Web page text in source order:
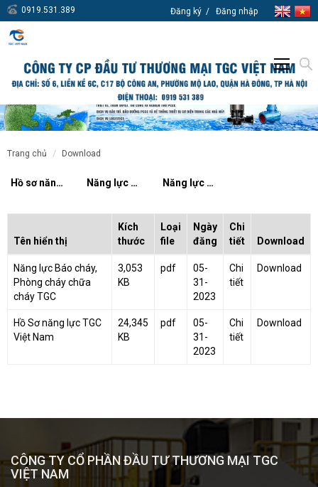
0919.531.389 Đăng ký Đăng nhập
trang chủ download
Hồ sơ năng lực TGC Việt Nam Năng lực Phòng cháy chữa cháy TGC Năng lực Báo cháy và phòng cháy chữa cháy
Tên hiển thị
Kích
thước
Loại
file
Ngày
đăng
Chi
tiết
Download
Năng lực Báo cháy,
Phòng cháy chữa
cháy TGC
3,053
KB
pdf
05-
31-
2023
Chi
tiết
Download
Hồ Sơ năng lực TGC
Việt Nam
24,345
KB
pdf
05-
31-
2023
Chi
tiết
Download
CÔNG TY CỔ PHẦN ĐẦU TƯ THƯƠNG MẠI TGC
VIỆT NAM